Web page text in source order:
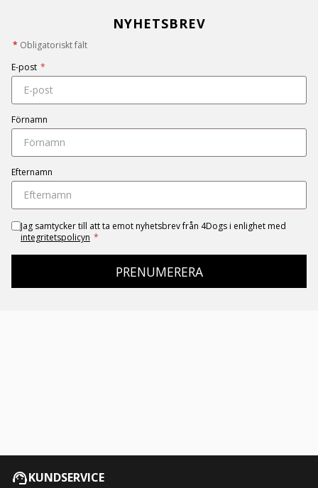
NYHETSBREV
* Obligatoriskt fält
E-post *
Förnamn
Efternamn
Jag samtycker till att ta emot nyhetsbrev från 4Dogs i enlighet med
integritetspolicyn *
PRENUMERERA
KUNDSERVICE